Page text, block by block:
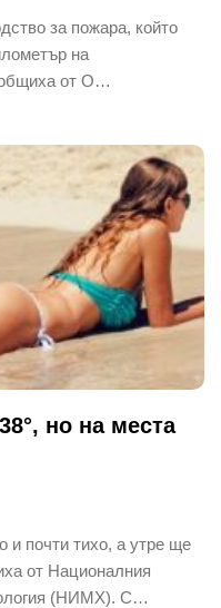
за пожара, който
на
от О…
но на места
и почти тихо, а утре ще
от Националния
(НИМХ). С…